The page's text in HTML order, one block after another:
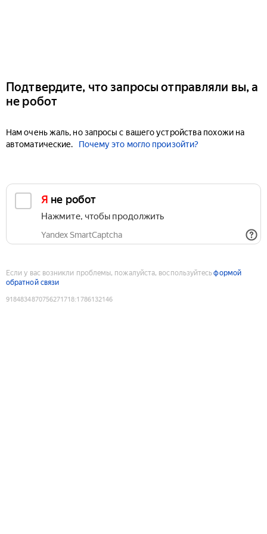
Подтвердите, что запросы отправляли вы, а
не робот
Нам очень жаль, но запросы с вашего устройства похожи на
автоматические.
Почему это могло произойти?
Я не робот
Нажмите, чтобы продолжить
Yandex SmartCaptcha
Если у вас возникли проблемы, пожалуйста, воспользуйтесьформой
обратной связи
9184834870756271718:1786132146